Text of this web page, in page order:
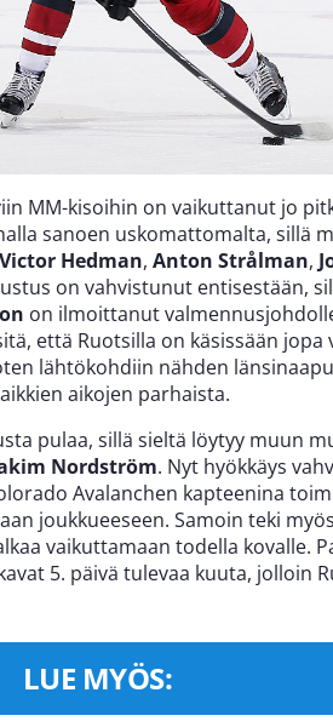
MM-kisoihin on vaikuttanut jo
sanoen uskomattomalta, sillä
Victor Hedman, Anton Strålman,
on vahvistunut entisestään,
on ilmoittanut
että Ruotsilla on käsissään jopa
lähtökohdiin nähden
aikojen parhaista.
pulaa, sillä sieltä löytyy muun
Nordström. Nyt hyökkäys
Avalanchen kapteenina
joukkueeseen. Samoin teki
vaikuttamaan todella kovalle.
5. päivä tulevaa kuuta, jolloin
LUE MYÖS: